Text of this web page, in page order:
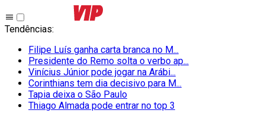
Tendências:
Filipe Luís ganha carta branca no M...
Presidente do Remo solta o verbo ap...
Vinícius Júnior pode jogar na Arábi...
Corinthians tem dia decisivo para M...
Tapia deixa o São Paulo
Thiago Almada pode entrar no top 3